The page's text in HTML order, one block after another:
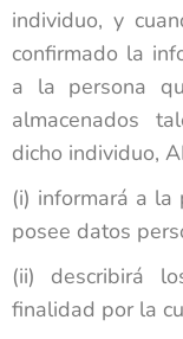
individuo, y
confirmado la
a la persona
almacenados
dicho individuo,
(i) informará a la
posee datos
(ii) describirá
finalidad por la